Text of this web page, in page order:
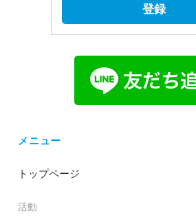
登録
メニュー
トップページ
活動